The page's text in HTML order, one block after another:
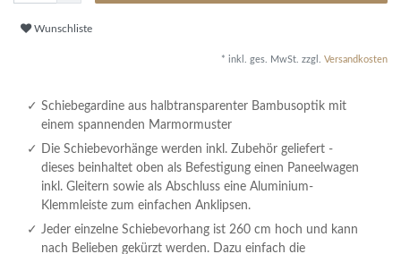
Wunschliste
* inkl. ges. MwSt. zzgl. Versandkosten
Schiebegardine aus halbtransparenter Bambusoptik mit
einem spannenden Marmormuster
Die Schiebevorhänge werden inkl. Zubehör geliefert -
dieses beinhaltet oben als Befestigung einen Paneelwagen
inkl. Gleitern sowie als Abschluss eine Aluminium-
Klemmleiste zum einfachen Anklipsen.
Jeder einzelne Schiebevorhang ist 260 cm hoch und kann
nach Belieben gekürzt werden. Dazu einfach die